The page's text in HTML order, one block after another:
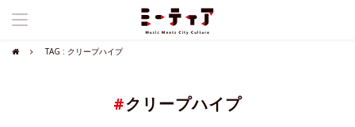
TAG : クリープハイプ
#クリープハイプ